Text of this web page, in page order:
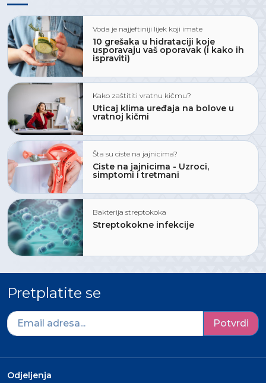
Voda je najjeftiniji lijek koji imate
10 grešaka u hidrataciji koje
usporavaju vaš oporavak (i kako ih
ispraviti)
Kako zaštititi vratnu kičmu?
Uticaj klima uređaja na bolove u
vratnoj kičmi
Šta su ciste na jajnicima?
Ciste na jajnicima - Uzroci,
simptomi i tretmani
Bakterija streptokoka
Streptokokne infekcije
Pretplatite se
Potvrdi
Odjeljenja